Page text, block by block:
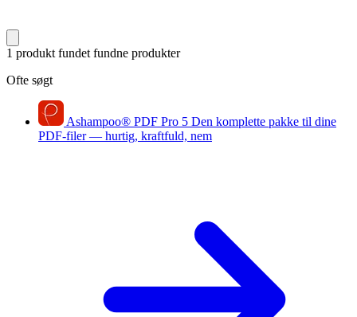
1 produkt fundet fundne produkter
Ofte søgt
Ashampoo® PDF Pro 5 Den komplette pakke til dine
PDF-filer — hurtig, kraftfuld, nem